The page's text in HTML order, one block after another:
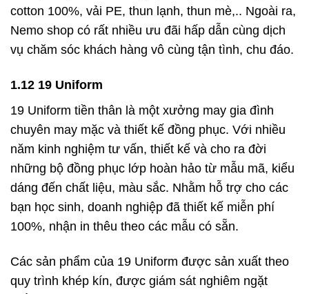
cotton 100%, vải PE, thun lạnh, thun mè,.. Ngoài ra,
Nemo shop có rất nhiều ưu đãi hấp dẫn cùng dịch
vụ chăm sóc khách hàng vô cùng tận tình, chu đáo.
1.12 19 Uniform
19 Uniform tiền thân là một xưởng may gia đình
chuyên may mặc và thiết kế đồng phục. Với nhiều
năm kinh nghiệm tư vấn, thiết kế và cho ra đời
những bộ đồng phục lớp hoàn hảo từ mẫu mã, kiểu
dáng đến chất liệu, màu sắc. Nhằm hỗ trợ cho các
bạn học sinh, doanh nghiệp đã thiết kế miễn phí
100%, nhận in thêu theo các mẫu có sẵn.
Các sản phẩm của 19 Uniform được sản xuất theo
quy trình khép kín, được giám sát nghiêm ngặt